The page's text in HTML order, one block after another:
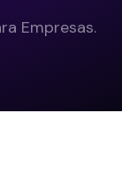
Empresas.